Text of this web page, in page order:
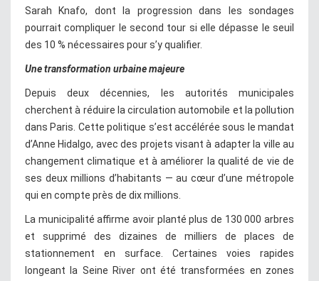
Sarah Knafo, dont la progression dans les sondages
pourrait compliquer le second tour si elle dépasse le seuil
des 10 % nécessaires pour s’y qualifier.
Une transformation urbaine majeure
Depuis deux décennies, les autorités municipales
cherchent à réduire la circulation automobile et la pollution
dans Paris. Cette politique s’est accélérée sous le mandat
d’Anne Hidalgo, avec des projets visant à adapter la ville au
changement climatique et à améliorer la qualité de vie de
ses deux millions d’habitants — au cœur d’une métropole
qui en compte près de dix millions.
La municipalité affirme avoir planté plus de 130 000 arbres
et supprimé des dizaines de milliers de places de
stationnement en surface. Certaines voies rapides
longeant la Seine River ont été transformées en zones